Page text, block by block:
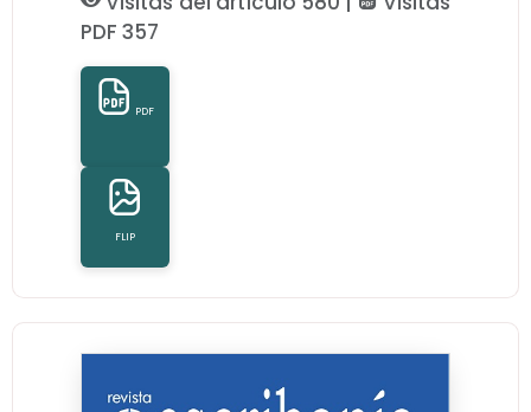
PDF 357
PDF
FLIP